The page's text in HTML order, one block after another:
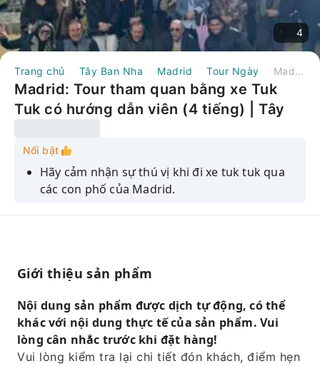
4
Trang chủ Tây Ban Nha Madrid Tour Ngày Madrid: Tour tham quan bằng xe Tuk Tuk có hướng dẫn viên (4 tiếng) | Tây Ban Nha
Madrid: Tour tham quan bằng xe Tuk
Tuk có hướng dẫn viên (4 tiếng) | Tây
Nổi bật
Hãy cảm nhận sự thú vị khi đi xe tuk tuk qua
các con phố của Madrid.
Khám phá những địa danh nổi tiếng nhất của
gia, Las Ventas và nhiều địa điểm khác.
hướng dẫn viên của bạn.
Tận hưởng trải nghiệm VIP cùng một nhóm
nhỏ những người bạn đồng hành.
Giới thiệu sản phẩm
Nội dung sản phẩm được dịch tự động, có thể
khác với nội dung thực tế của sản phẩm. Vui
lòng cân nhắc trước khi đặt hàng!
Vui lòng kiểm tra lại chi tiết đón khách, điểm hẹn